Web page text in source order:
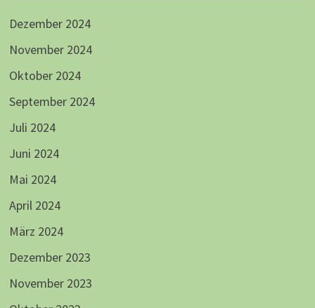
Dezember 2024
November 2024
Oktober 2024
September 2024
Juli 2024
Juni 2024
Mai 2024
April 2024
März 2024
Dezember 2023
November 2023